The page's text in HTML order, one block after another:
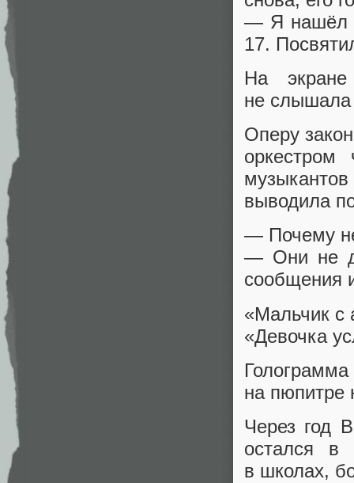
— Я нашёл
17.
На
не слышала
Оперу
оркестром
выводила
— Почему
— Они не
сообщения
«Мальчик с
«Девочка
на пюпитре
Через год
остался
в школах,